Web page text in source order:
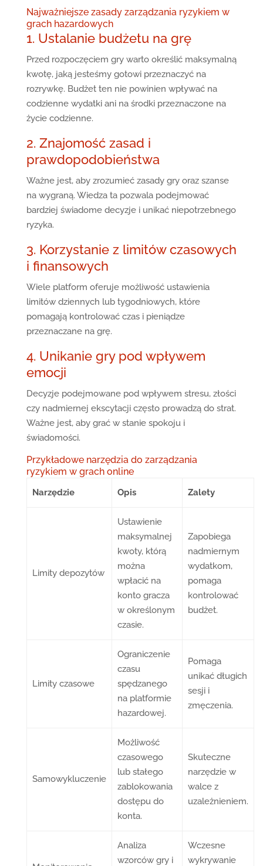
Najważniejsze zasady zarządzania ryzykiem w
grach hazardowych
1. Ustalanie budżetu na grę
Przed rozpoczęciem gry warto określić maksymalną
kwotę, jaką jesteśmy gotowi przeznaczyć na
rozrywkę. Budżet ten nie powinien wpływać na
codzienne wydatki ani na środki przeznaczone na
życie codzienne.
2. Znajomość zasad i
prawdopodobieństwa
Ważne jest, aby zrozumieć zasady gry oraz szanse
na wygraną. Wiedza ta pozwala podejmować
bardziej świadome decyzje i unikać niepotrzebnego
ryzyka.
3. Korzystanie z limitów czasowych
i finansowych
Wiele platform oferuje możliwość ustawienia
limitów dziennych lub tygodniowych, które
pomagają kontrolować czas i pieniądze
przeznaczane na grę.
4. Unikanie gry pod wpływem
emocji
Decyzje podejmowane pod wpływem stresu, złości
czy nadmiernej ekscytacji często prowadzą do strat.
Ważne jest, aby grać w stanie spokoju i
świadomości.
Przykładowe narzędzia do zarządzania
ryzykiem w grach online
Narzędzie Opis Zalety
Limity depozytów
Ustawienie
maksymalnej
kwoty, którą
można
wpłacić na
konto gracza
w określonym
czasie.
Zapobiega
nadmiernym
wydatkom,
pomaga
kontrolować
budżet.
Limity czasowe
Ograniczenie
czasu
spędzanego
na platformie
hazardowej.
Pomaga
unikać długich
sesji i
zmęczenia.
Samowykluczenie
Możliwość
czasowego
lub stałego
zablokowania
dostępu do
konta.
Skuteczne
narzędzie w
walce z
uzależnieniem.
Analiza
wzorców gry i
Wczesne
wykrywanie